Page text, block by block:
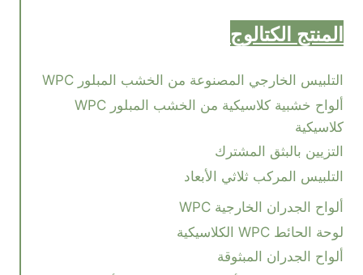
المنتج الكتالوج
التلبيس الخارجي المصنوعة من الخشب المبلور WPC
ألواح خشبية كلاسيكية من الخشب المبلور WPC
كلاسيكية
التزيين بالبثق المشترك
التلبيس المركب ثلاثي الأبعاد
ألواح الجدران الخارجية WPC
لوحة الحائط WPC الكلاسيكية
ألواح الجدران المبثوقة